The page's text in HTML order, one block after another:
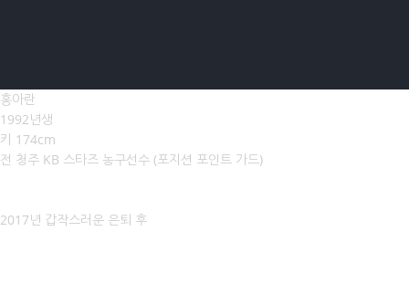
홍아란
1992년생
키 174cm
전 청주 KB 스타즈 농구선수 (포지션 포인트 가드)
2017년 갑작스러운 은퇴 후